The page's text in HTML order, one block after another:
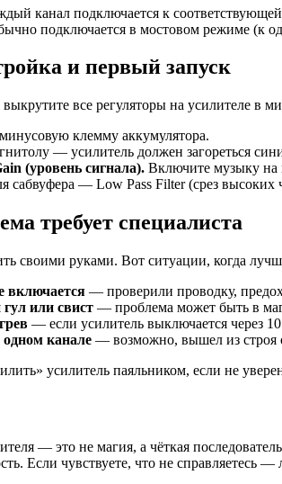
канал подключается к
подключается в мостовом режиме (к
и первый запуск
все регуляторы на усилителе
клемму аккумулятора.
— усилитель должен загореться
(уровень сигнала). Включите музыку на
сабвуфера — Low Pass Filter (срез
требует специалиста
своими руками. Вот ситуации, когда
включается — проверили проводку,
или свист — проблема может быть в
— если усилитель выключается через
одном канале — возможно, вышел из строя
усилитель паяльником, если не
— это не магия, а чёткая
Если чувствуете, что не справляетесь